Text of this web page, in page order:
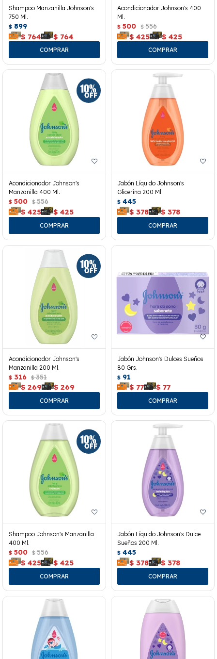
Shampoo Manzanilla Johnson's
750 Ml.
$ 899
$ 764 $ 764
Acondicionador Johnson's 400
Ml.
$ 500 $ 556
$ 425 $ 425
Acondicionador Johnson's
Manzanilla 400 Ml.
$ 500 $ 556
$ 425 $ 425
Jabón Líquido Johnson's
Glicerina 200 Ml.
$ 445
$ 378 $ 378
Acondicionador Johnson's
Manzanilla 200 Ml.
$ 316 $ 351
$ 269 $ 269
Jabón Johnson's Dulces Sueños
80 Grs.
$ 91
$ 77 $ 77
Shampoo Johnson's Manzanilla
400 Ml.
$ 500 $ 556
$ 425 $ 425
Jabón Líquido Johnson's Dulce
Sueños 200 Ml.
$ 445
$ 378 $ 378